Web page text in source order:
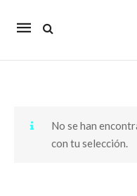
Mobile
No se han
con tu selección.